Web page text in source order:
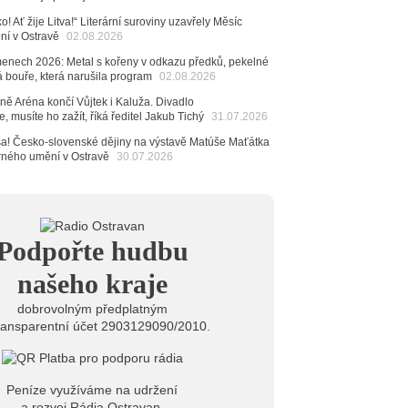
Midnight v Rádiu Ostravan: Od minulého roku
naši show
AUDIO
Novou Osmičku míří Bára Zmeková Trio. Výrazná
alternativní scény zahraje ve Frýdku-Místku
živého vysílání Rádia Ostravan bude herec
promění areál Divadla loutek Ostrava v
umění, tvoření a sousedských setkání
Ať žije Litva!“ Literární suroviny uzavřely Měsíc
v Ostravě
02.08.2026
2026: Metal s kořeny v odkazu předků, pekelné
bouře, která narušila program 02.08.2026
Aréna končí Vůjtek i Kaluža. Divadlo
musíte ho zažít, říká ředitel Jakub Tichý 31.07.2026
Česko-slovenské dějiny na výstavě Matúše Maťátka
umění v Ostravě
30.07.2026
hudbu
našeho kraje
dobrovolným předplatným
účet 2903129090/2010.
Peníze využíváme na udržení